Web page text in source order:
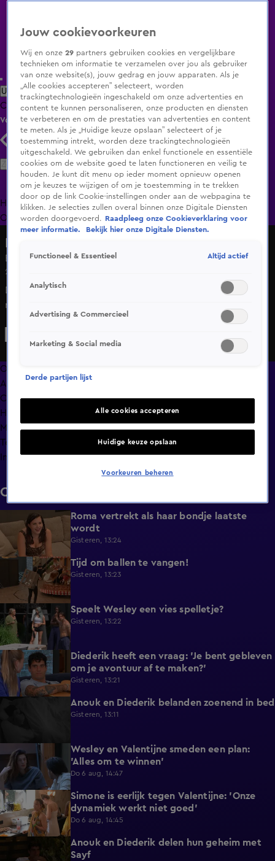
Uitzending Gemist Populaire programma's Zenders Genres
ClipsFilmsRadioSmart TV inlogShop
Volg KIJK
Zoeken
HomeUitzending Gemist Programma's De Bondgenoten
OranjezomerLivestreamsShop
Belanden in een echte Muppet Show!
23 apr 2025, 19:33
De Bondgenoten als Muppets. Het kan op veel gelach
rekenen in de loods.
Overzicht
Afleveringen
Clips
Hoe is het nu met?
Macdate met Nick Eshuis
Terugblik
Info
Clips
Roma vertrekt als haar bondje laatste
wordt
Gisteren, 13:24
Tijd om ballen te vangen!
Gisteren, 13:23
0:48 Speelt Wesley een vies spelletje?
Gisteren, 13:22
0:37
Diederik heeft een vraag: 'Je bent gebleven
om je avontuur af te maken?'
Gisteren, 13:21
Anouk en Diederik belanden zoenend in bed
Gisteren, 13:11
0:26
Wesley en Valentijne smeden een plan:
'Alles om te winnen'
Do 6 aug, 14:47
1:12
Simone is eerlijk tegen Valentijne: 'Onze
dynamiek werkt niet goed'
Do 6 aug, 14:45
0:48
Anouk en Diederik delen hun geheim met
Sayf
Jouw cookievoorkeuren
Wij en onze29 partners gebruiken cookies en vergelijkbare
technieken om informatie te verzamelen over jou als gebruiker
van onze website(s), jouw gedrag en jouw apparaten. Als je
„Alle cookies accepteren” selecteert, worden
trackingtechnologieën ingeschakeld om onze advertenties en
content te kunnen personaliseren, onze producten en diensten
te verbeteren en om de prestaties van advertenties en content
te meten. Als je „Huidige keuze opslaan” selecteert of je
toestemming intrekt, worden deze trackingtechnologieën
uitgeschakeld. We gebruiken dan enkel functionele en essentiële
cookies om de website goed te laten functioneren en veilig te
houden. Je kunt dit menu op ieder moment opnieuw openen
om je keuzes te wijzigen of om je toestemming in te trekken
door op de link Cookie-instellingen onder aan de webpagina te
klikken. Je selecties zullen overal binnen onze Digitale Diensten
worden doorgevoerd.
Raadpleeg onze Cookieverklaring voor
meer informatie.
Bekijk hier onze Digitale Diensten.
Functioneel & Essentieel Altijd actief
Analytisch
Advertising & Commercieel
Marketing & Social media
Derde partijen lijst
Alle cookies accepteren
Huidige keuze opslaan
Voorkeuren beheren